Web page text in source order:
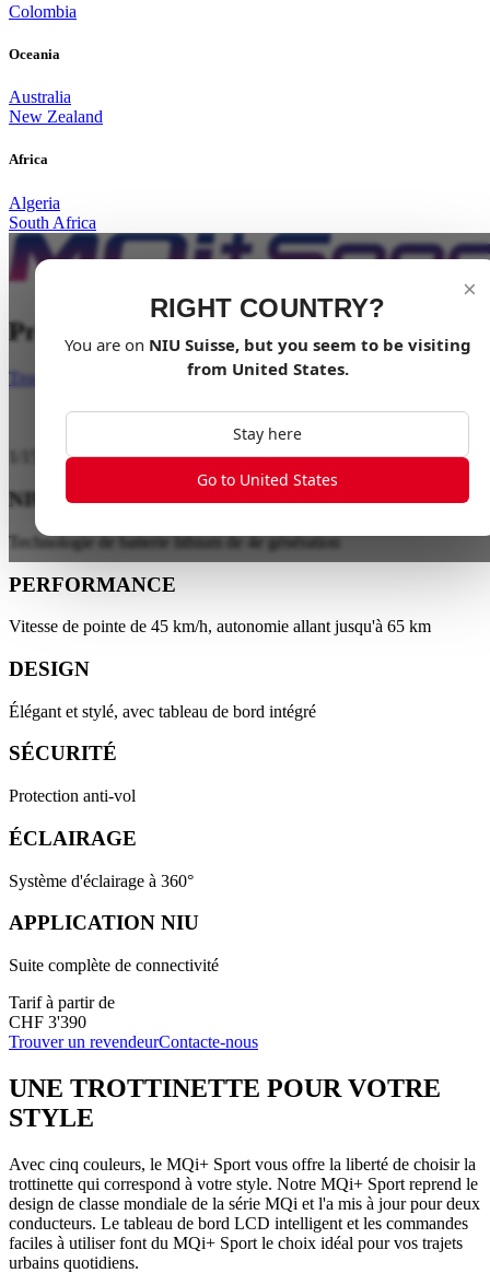
Colombia
Oceania
Australia
New Zealand
Africa
Algeria
South Africa
×
RIGHT COUNTRY?
You are on NIU Suisse, but you seem to be visiting
from United States.
Stay here
Go to United States
Profitez-en ensemble
Trouver un revendeur
NIU ENERGY
Technologie de batterie lithium de 4e génération
PERFORMANCE
Vitesse de pointe de 45 km/h, autonomie allant jusqu'à 65 km
DESIGN
Élégant et stylé, avec tableau de bord intégré
SÉCURITÉ
Protection anti-vol
ÉCLAIRAGE
Système d'éclairage à 360°
APPLICATION NIU
Suite complète de connectivité
Tarif à partir de
CHF 3'390
Trouver un revendeurContacte-nous
UNE TROTTINETTE POUR VOTRE
STYLE
Avec cinq couleurs, le MQi+ Sport vous offre la liberté de choisir la
trottinette qui correspond à votre style. Notre MQi+ Sport reprend le
design de classe mondiale de la série MQi et l'a mis à jour pour deux
conducteurs. Le tableau de bord LCD intelligent et les commandes
faciles à utiliser font du MQi+ Sport le choix idéal pour vos trajets
urbains quotidiens.